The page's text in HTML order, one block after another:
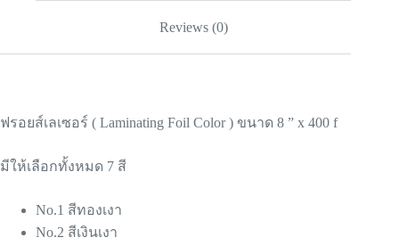
Reviews (0)
ฟรอยส์เลเซอร์ ( Laminating Foil Color ) ขนาด 8 ” x 400 f
มีให้เลือกทั้งหมด 7 สี
No.1 สีทองเงา
No.2 สีเงินเงา